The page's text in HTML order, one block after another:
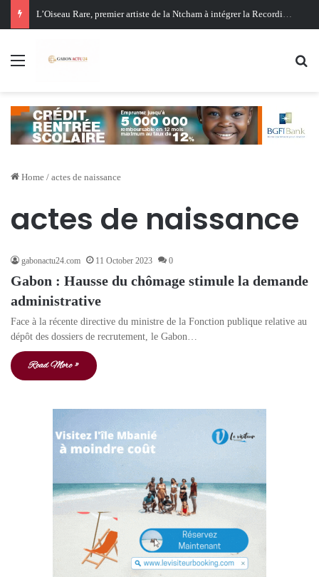
L’Oiseau Rare, premier artiste de la Ntcham à intégrer la Recording Academy
Menu
Home / actes de naissance
actes de naissance
gabonactu24.com 11 October 2023 0
Gabon : Hausse du chômage stimule la demande
administrative
Face à la récente directive du ministre de la Fonction publique relative au
dépôt des dossiers de recrutement, le Gabon…
Read More »